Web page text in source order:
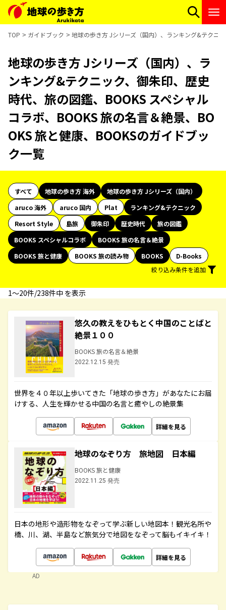
TOP ガイドブック 地球の歩き方 Jシリーズ（国内）、ランキング&テクニ
地球の歩き方 Jシリーズ（国内）、ラ
ンキング&テクニック、御朱印、歴史
時代、旅の図鑑、BOOKS スペシャル
コラボ、BOOKS 旅の名言＆絶景、BO
OKS 旅と健康、BOOKSのガイドブッ
ク一覧
すべて 地球の歩き方 海外
地球の歩き方 Jシリーズ（国内）
aruco 海外
aruco 国内 Plat
ランキング&テクニック
Resort Style
島旅 御朱印 歴史時代
旅の図鑑
BOOKS スペシャルコラボ
BOOKS 旅の名言＆絶景
BOOKS 旅と健康
BOOKS 旅の読み物 BOOKS
D-Books
絞り込み条件を追加
1〜20件/238件中 を表示
悠久の教えをひもとく中国のことばと
絶景１００
BOOKS 旅の名言＆絶景
2022.12.15 発売
世界を４０年以上歩いてきた「地球の歩き方」があなたにお届
けする、人生を輝かせる中国の名言と癒やしの絶景集
詳細を見る
地球のなぞり方 旅地図 日本編
BOOKS 旅と健康
2022.11.25 発売
日本の地形や造形物をなぞって学ぶ新しい地図本！観光名所や
橋、川、湖、半島など旅気分で地図をなぞって脳もイキイキ！
詳細を見る
AD